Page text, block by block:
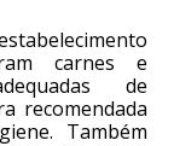
carnes e
de
recomendada
Também